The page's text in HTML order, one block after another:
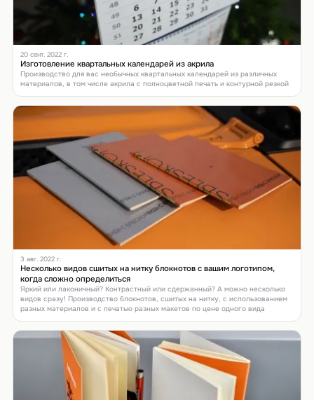
20 сент. 2022 г.
Изготовление квартальных календарей из акрила
Производство для вас необычных квартальных календарей из различных
материалов, в том числе акрила с полноцветной печать и контурной резкой
3 авг. 2022 г.
Несколько видов сшитых на нитку блокнотов с вашим логотипом,
когда сложно определиться
Яркий или лаконичный? Контрастный или сдержанный? А можно несколько
видов сразу! Производство блокнотов, сшитых на нитку, с использованием
разных материалов и с печатью разных макетов по цене одного вида